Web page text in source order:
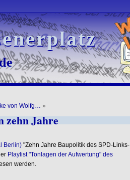
von Wolfg… »
Jahre
Berlin)"Zehn Jahre Baupolitik des SPD-Links-
Playlist "Tonlagen der Aufwertung" des
werden.